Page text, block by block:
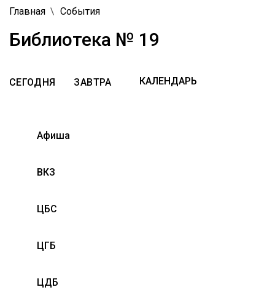
Главная События
Библиотека № 19
СЕГОДНЯ ЗАВТРА
Афиша
ВКЗ
ЦБС
ЦГБ
ЦДБ